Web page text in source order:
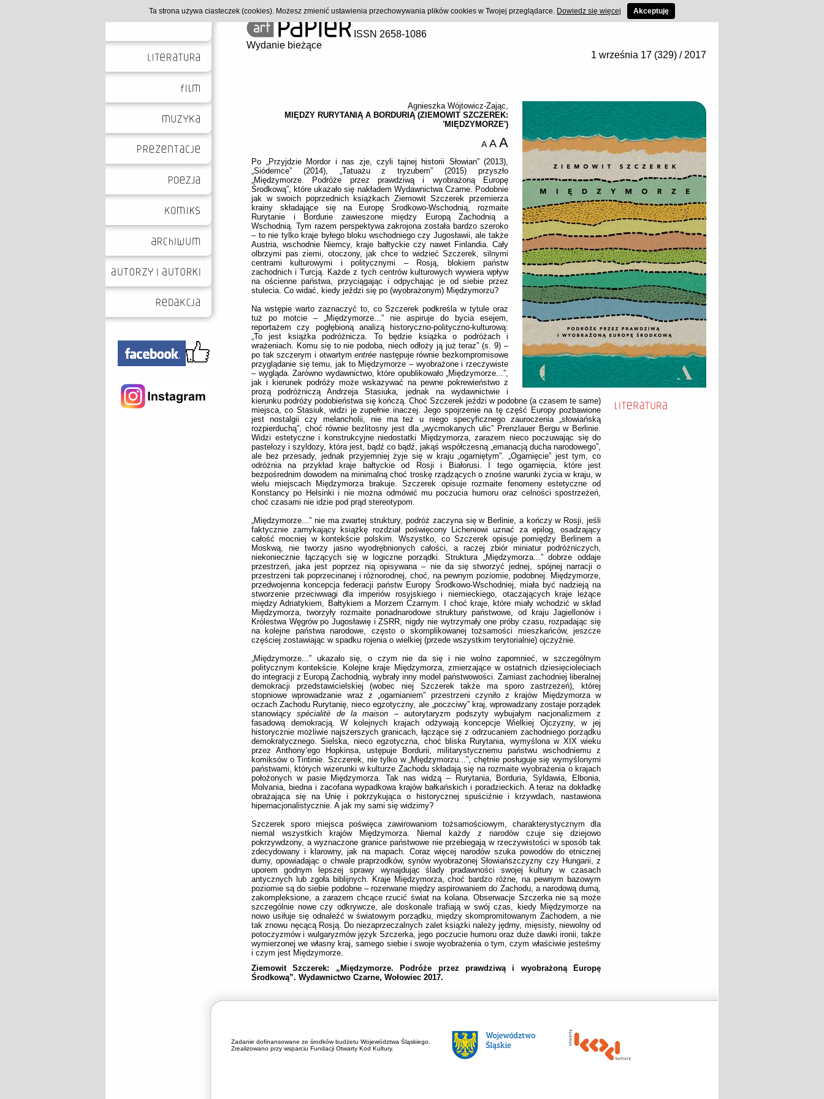
ISSN 2658-1086
Wydanie bieżące
1 września 17 (329) / 2017
Agnieszka Wójtowicz-Zając,
MIĘDZY RURYTANIĄ A BORDURIĄ (ZIEMOWIT SZCZEREK:
'MIĘDZYMORZE')
A A A
Po „Przyjdzie Mordor i nas zje, czyli tajnej historii Słowian” (2013),
„Siódemce” (2014), „Tatuażu z tryzubem” (2015) przyszło
„Międzymorze. Podróże przez prawdziwą i wyobrażoną Europę
Środkową”, które ukazało się nakładem Wydawnictwa Czarne. Podobnie
jak w swoich poprzednich książkach Ziemowit Szczerek przemierza
krainy składające się na Europę Środkowo-Wschodnią, rozmaite
Rurytanie i Bordurie zawieszone między Europą Zachodnią a
Wschodnią. Tym razem perspektywa zakrojona została bardzo szeroko
– to nie tylko kraje byłego bloku wschodniego czy Jugosławii, ale także
Austria, wschodnie Niemcy, kraje bałtyckie czy nawet Finlandia. Cały
olbrzymi pas ziemi, otoczony, jak chce to widzieć Szczerek, silnymi
centrami kulturowymi i politycznymi – Rosją, blokiem państw
zachodnich i Turcją. Każde z tych centrów kulturowych wywiera wpływ
na ościenne państwa, przyciągając i odpychając je od siebie przez
stulecia. Co widać, kiedy jeździ się po (wyobrażonym) Międzymorzu?
Na wstępie warto zaznaczyć to, co Szczerek podkreśla w tytule oraz
tuż po motcie – „Międzymorze...” nie aspiruje do bycia esejem,
reportażem czy pogłębioną analizą historyczno-polityczno-kulturową:
„To jest książka podróżnicza. To będzie książka o podróżach i
wrażeniach. Komu się to nie podoba, niech odłoży ją już teraz” (s. 9) –
po tak szczerym i otwartymentrée następuje równie bezkompromisowe
przyglądanie się temu, jak to Międzymorze – wyobrażone i rzeczywiste
– wygląda. Zarówno wydawnictwo, które opublikowało „Międzymorze...”,
jak i kierunek podróży może wskazywać na pewne pokrewieństwo z
prozą podróżniczą Andrzeja Stasiuka, jednak na wydawnictwie i
kierunku podróży podobieństwa się kończą. Choć Szczerek jeździ w podobne (a czasem te same)
miejsca, co Stasiuk, widzi je zupełnie inaczej. Jego spojrzenie na tę część Europy pozbawione
jest nostalgii czy melancholii, nie ma też u niego specyficznego zauroczenia „słowiańską
rozpierduchą”, choć równie bezlitosny jest dla „wycmokanych ulic” Prenzlauer Bergu w Berlinie.
Widzi estetyczne i konstrukcyjne niedostatki Międzymorza, zarazem nieco poczuwając się do
pastelozy i szyldozy, która jest, bądź co bądź, jakąś współczesną „emanacją ducha narodowego”,
ale bez przesady, jednak przyjemniej żyje się w kraju „ogarniętym”. „Ogarnięcie” jest tym, co
odróżnia na przykład kraje bałtyckie od Rosji i Białorusi. I tego ogarnięcia, które jest
bezpośrednim dowodem na minimalną choć troskę rządzących o znośne warunki życia w kraju, w
wielu miejscach Międzymorza brakuje. Szczerek opisuje rozmaite fenomeny estetyczne od
Konstancy po Helsinki i nie można odmówić mu poczucia humoru oraz celności spostrzeżeń,
choć czasami nie idzie pod prąd stereotypom.
„Międzymorze...” nie ma zwartej struktury, podróż zaczyna się w Berlinie, a kończy w Rosji, jeśli
faktycznie zamykający książkę rozdział poświęcony Licheniowi uznać za epilog, osadzający
całość mocniej w kontekście polskim. Wszystko, co Szczerek opisuje pomiędzy Berlinem a
Moskwą, nie tworzy jasno wyodrębnionych całości, a raczej zbiór miniatur podróżniczych,
niekoniecznie łączących się w logiczne porządki. Struktura „Międzymorza...” dobrze oddaje
przestrzeń, jaka jest poprzez nią opisywana – nie da się stworzyć jednej, spójnej narracji o
przestrzeni tak poprzecinanej i różnorodnej, choć, na pewnym poziomie, podobnej. Międzymorze,
przedwojenna koncepcja federacji państw Europy Środkowo-Wschodniej, miała być nadzieją na
stworzenie przeciwwagi dla imperiów rosyjskiego i niemieckiego, otaczających kraje leżące
między Adriatykiem, Bałtykiem a Morzem Czarnym. I choć kraje, które miały wchodzić w skład
Międzymorza, tworzyły rozmaite ponadnarodowe struktury państwowe, od kraju Jagiellonów i
Królestwa Węgrów po Jugosławię i ZSRR, nigdy nie wytrzymały one próby czasu, rozpadając się
na kolejne państwa narodowe, często o skomplikowanej tożsamości mieszkańców, jeszcze
częściej zostawiając w spadku rojenia o wielkiej (przede wszystkim terytorialnie) ojczyźnie.
„Międzymorze...” ukazało się, o czym nie da się i nie wolno zapomnieć, w szczególnym
politycznym kontekście. Kolejne kraje Międzymorza, zmierzające w ostatnich dziesięcioleciach
do integracji z Europą Zachodnią, wybrały inny model państwowości. Zamiast zachodniej liberalnej
demokracji przedstawicielskiej (wobec niej Szczerek także ma sporo zastrzeżeń), której
stopniowe wprowadzanie wraz z „ogarnianiem” przestrzeni czyniło z krajów Międzymorza w
oczach Zachodu Rurytanię, nieco egzotyczny, ale „poczciwy” kraj, wprowadzany zostaje porządek
stanowiącyspécialité de la maison – autorytaryzm podszyty wybujałym nacjonalizmem z
fasadową demokracją. W kolejnych krajach odżywają koncepcje Wielkiej Ojczyzny, w jej
historycznie możliwie najszerszych granicach, łączące się z odrzucaniem zachodniego porządku
demokratycznego. Sielska, nieco egzotyczna, choć bliska Rurytania, wymyślona w XIX wieku
przez Anthony’ego Hopkinsa, ustępuje Bordurii, militarystycznemu państwu wschodniemu z
komiksów o Tintinie. Szczerek, nie tylko w „Międzymorzu...”, chętnie posługuje się wymyślonymi
państwami, których wizerunki w kulturze Zachodu składają się na rozmaite wyobrażenia o krajach
położonych w pasie Międzymorza. Tak nas widzą – Rurytania, Borduria, Syldawia, Elbonia,
Molvania, biedna i zacofana wypadkowa krajów bałkańskich i poradzieckich. A teraz na dokładkę
obrażająca się na Unię i pokrzykująca o historycznej spuściźnie i krzywdach, nastawiona
hipernacjonalistycznie. A jak my sami się widzimy?
Szczerek sporo miejsca poświęca zawirowaniom tożsamościowym, charakterystycznym dla
niemal wszystkich krajów Międzymorza. Niemal każdy z narodów czuje się dziejowo
pokrzywdzony, a wyznaczone granice państwowe nie przebiegają w rzeczywistości w sposób tak
zdecydowany i klarowny, jak na mapach. Coraz więcej narodów szuka powodów do etnicznej
dumy, opowiadając o chwale praprzodków, synów wyobrażonej Słowiańszczyzny czy Hungarii, z
uporem godnym lepszej sprawy wynajdując ślady pradawności swojej kultury w czasach
antycznych lub zgoła biblijnych. Kraje Międzymorza, choć bardzo różne, na pewnym bazowym
poziomie są do siebie podobne – rozerwane między aspirowaniem do Zachodu, a narodową dumą,
zakompleksione, a zarazem chcące rzucić świat na kolana. Obserwacje Szczerka nie są może
szczególnie nowe czy odkrywcze, ale doskonale trafiają w swój czas, kiedy Międzymorze na
nowo usiłuje się odnaleźć w światowym porządku, między skompromitowanym Zachodem, a nie
tak znowu nęcącą Rosją. Do niezaprzeczalnych zalet książki należy jędrny, mięsisty, niewolny od
potoczyzmów i wulgaryzmów język Szczerka, jego poczucie humoru oraz duże dawki ironii, także
wymierzonej we własny kraj, samego siebie i swoje wyobrażenia o tym, czym właściwie jesteśmy
i czym jest Międzymorze.
Ziemowit Szczerek: „Międzymorze. Podróże przez prawdziwą i wyobrażoną Europę
Środkową”. Wydawnictwo Czarne, Wołowiec 2017.
Zadanie dofinansowane ze środków budżetu Województwa Śląskiego.
Zrealizowano przy wsparciu Fundacji Otwarty Kod Kultury.
Ta strona używa ciasteczek (cookies). Możesz zmienić ustawienia przechowywania plików cookies w Twojej przeglądarce. Dowiedz się więcej Akceptuję